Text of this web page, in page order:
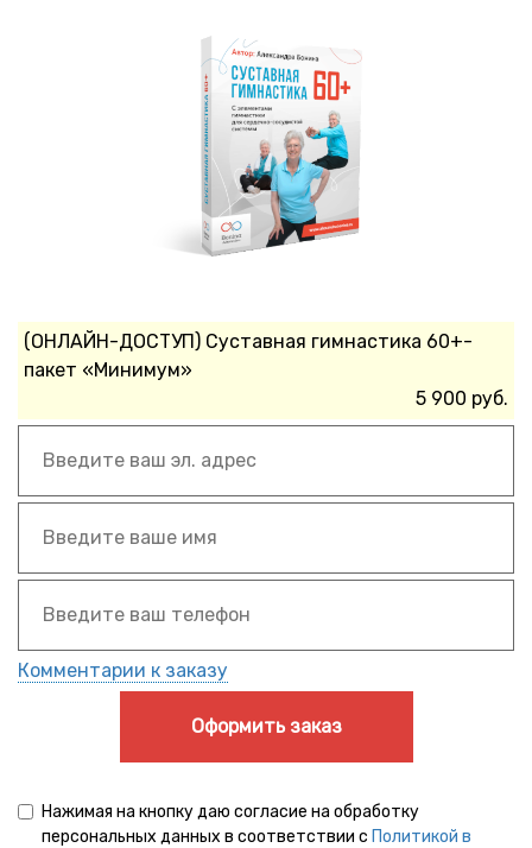
(ОНЛАЙН-ДОСТУП) Суставная гимнастика 60+-
пакет «Минимум»
5 900 руб.
Комментарии к заказу
Оформить заказ
Нажимая на кнопку даю согласие на обработку
персональных данных в соответствии с Политикой в